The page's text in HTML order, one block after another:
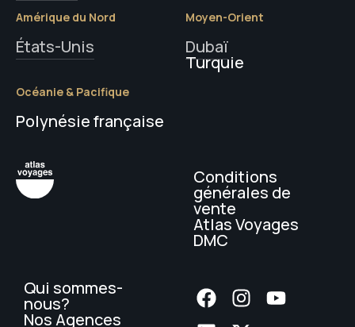
Amérique du Nord
États-Unis
Moyen-Orient
Dubaï
Turquie
Océanie & Pacifique
Polynésie française
Conditions
générales de
vente
Atlas Voyages
DMC
Qui sommes-
nous?
Nos Agences